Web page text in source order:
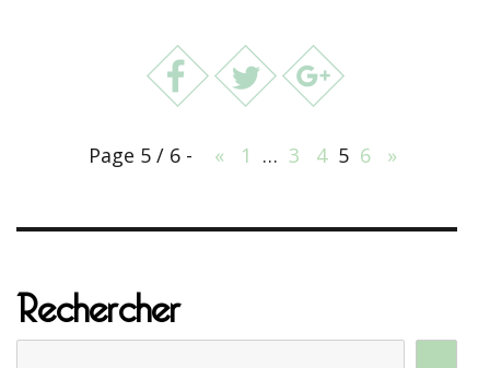
Page 5 / 6 - « 1 … 3 4 5 6 »
Rechercher